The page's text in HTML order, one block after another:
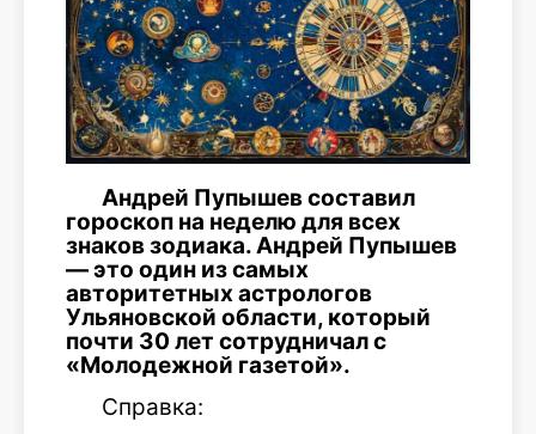
Андрей Пупышев составил
гороскоп на неделю для всех
знаков зодиака. Андрей Пупышев
— это один из самых
авторитетных астрологов
Ульяновской области, который
почти 30 лет сотрудничал с
«Молодежной газетой».
Справка: